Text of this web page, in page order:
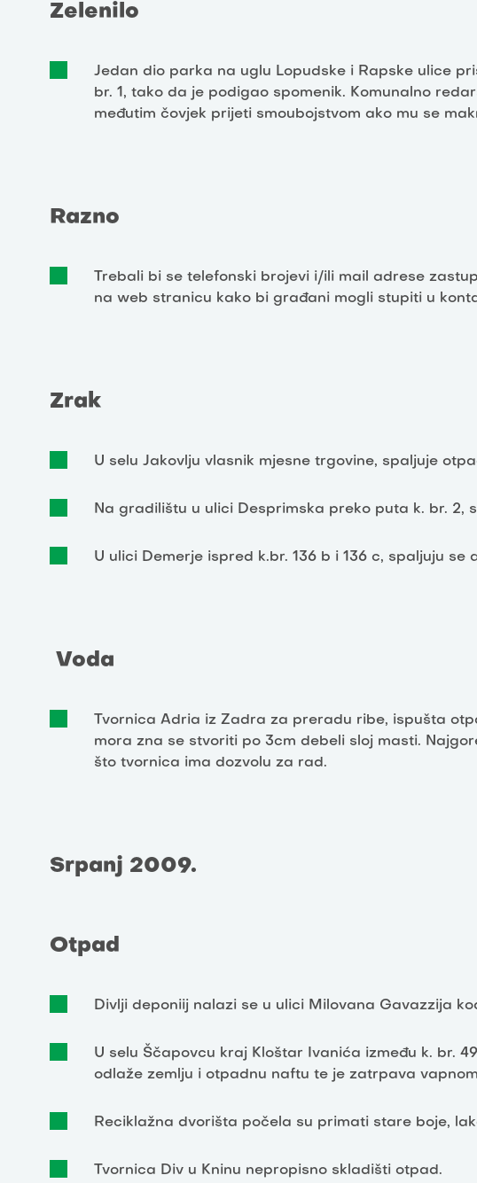
Zelenilo
Jedan dio parka na uglu Lopudske i Rapske ulice
br. 1, tako da je podigao spomenik. Komunalno
međutim čovjek prijeti smoubojstvom ako mu se
Razno
Trebali bi se telefonski brojevi i/ili mail adrese
na web stranicu kako bi građani mogli stupiti u
Zrak
U selu Jakovlju vlasnik mjesne trgovine, spaljuje
Na gradilištu u ulici Desprimska preko puta k. br. 2,
U ulici Demerje ispred k.br. 136 b i 136 c, spaljuju se
Voda
Tvornica Adria iz Zadra za preradu ribe, ispušta
mora zna se stvoriti po 3cm debeli sloj masti.
što tvornica ima dozvolu za rad.
Srpanj 2009.
Otpad
Divlji deponiij nalazi se u ulici Milovana Gavazzija
U selu Ščapovcu kraj Kloštar Ivanića između k. br.
odlaže zemlju i otpadnu naftu te je zatrpava
Reciklažna dvorišta počela su primati stare boje,
Tvornica Div u Kninu nepropisno skladišti otpad.